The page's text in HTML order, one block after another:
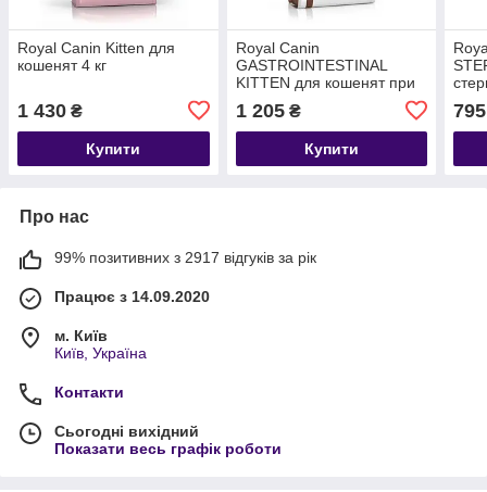
Royal Canin Kitten для
кошенят 4 кг
1 430 ₴
Купити
Royal Canin
GASTROINTESTINAL
KITTEN для кошенят при
порушеннях травлення 2
кг
1 205₴
Купити
795
Про нас
99% позитивних з 2917 відгуків за рік
Працює з 14.09.2020
м. Київ
Київ, Україна
Контакти
Сьогодні вихідний
Показати весь графік роботи